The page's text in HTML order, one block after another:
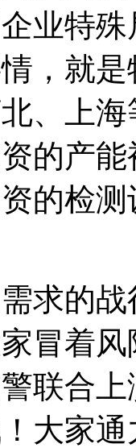
业特
，就
、上海
的产
的检
求的
冒着
联合
大家